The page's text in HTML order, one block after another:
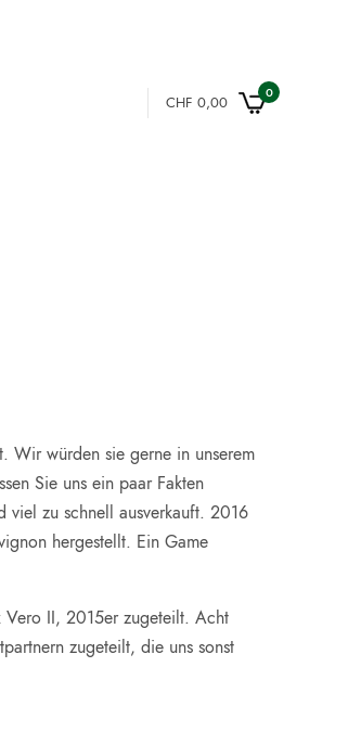
CHF 0,00
0
Wir würden sie gerne in unserem
Sie uns ein paar Fakten
viel zu schnell ausverkauft. 2016
hergestellt. Ein Game
Vero II, 2015er zugeteilt. Acht
zugeteilt, die uns sonst